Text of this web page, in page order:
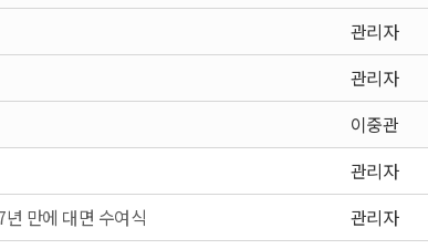
관리자
관리자
이중관
관리자
만에 대면 수여식 관리자